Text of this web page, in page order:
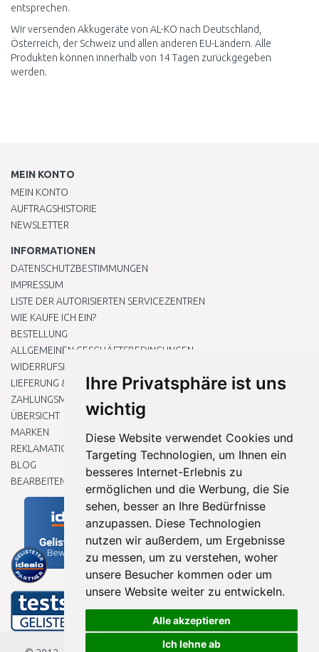
Ihre Privatsphäre ist uns
wichtig
Diese Website verwendet Cookies und
Targeting Technologien, um Ihnen ein
besseres Internet-Erlebnis zu
ermöglichen und die Werbung, die Sie
sehen, besser an Ihre Bedürfnisse
anzupassen. Diese Technologien
nutzen wir außerdem, um Ergebnisse
zu messen, um zu verstehen, woher
unsere Besucher kommen oder um
unsere Website weiter zu entwickeln.
Alle akzeptieren
Ich lehne ab
entsprechen.
Wir versenden Akkugeräte von AL-KO nach Deutschland,
Österreich, der Schweiz und allen anderen EU-Ländern. Alle
Produkten können innerhalb von 14 Tagen zurückgegeben
werden.
MEIN KONTO
MEIN KONTO
AUFTRAGSHISTORIE
NEWSLETTER
INFORMATIONEN
DATENSCHUTZBESTIMMUNGEN
IMPRESSUM
LISTE DER AUTORISIERTEN SERVICEZENTREN
WIE KAUFE ICH EIN?
BESTELLUNG
ALLGEMEINEN GESCHÄFTSBEDINGUNGEN
WIDERRUFSRECHT
LIEFERUNG & ZAHLUNG
ZAHLUNGSMETHODEN
ÜBERSICHT
MARKEN
REKLAMATIONEN UND RETOUREN
BLOG
BEARBEITEN SIE MEINE COOKIE-EINSTELLUNGEN